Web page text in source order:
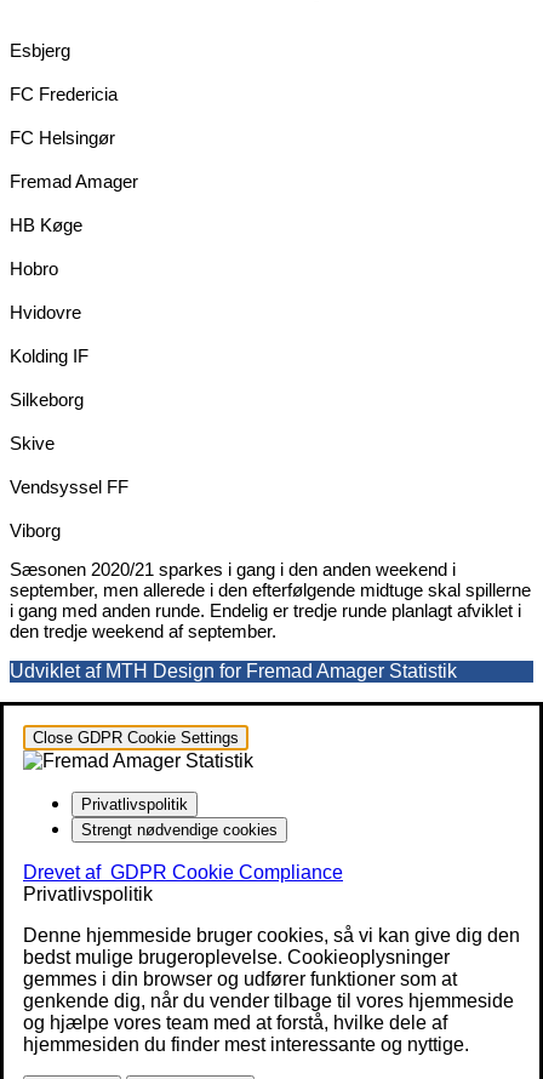
Esbjerg
FC Fredericia
FC Helsingør
Fremad Amager
HB Køge
Hobro
Hvidovre
Kolding IF
Silkeborg
Skive
Vendsyssel FF
Viborg
Sæsonen 2020/21 sparkes i gang i den anden weekend i
september, men allerede i den efterfølgende midtuge skal spillerne
i gang med anden runde. Endelig er tredje runde planlagt afviklet i
den tredje weekend af september.
Udviklet af MTH Design for Fremad Amager Statistik
Close GDPR Cookie Settings
Privatlivspolitik
Strengt nødvendige cookies
Drevet af GDPR Cookie Compliance
Privatlivspolitik
Denne hjemmeside bruger cookies, så vi kan give dig den
bedst mulige brugeroplevelse. Cookieoplysninger
gemmes i din browser og udfører funktioner som at
genkende dig, når du vender tilbage til vores hjemmeside
og hjælpe vores team med at forstå, hvilke dele af
hjemmesiden du finder mest interessante og nyttige.